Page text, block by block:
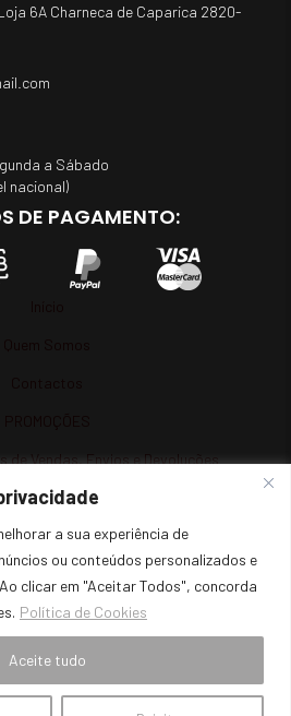
a sua experiência de
ou conteúdos personalizados e
clicar em "Aceitar Todos", concorda
Política de Cookies
Aceite tudo
6A Charneca de Caparica 2820-
a Sábado
nacional)
DE PAGAMENTO:
de Vendas, Envios e Devoluções
e Condições
de Privacidade
de Litígios